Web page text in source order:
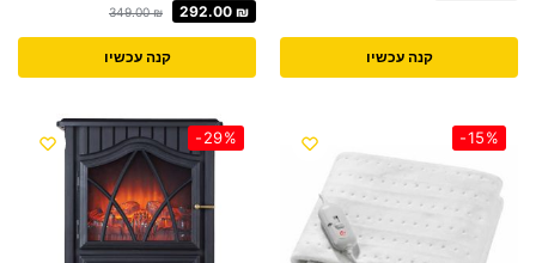
קנה עכשיו
349.00₪ 292.00 ₪
קנה עכשיו
-15%
-29%